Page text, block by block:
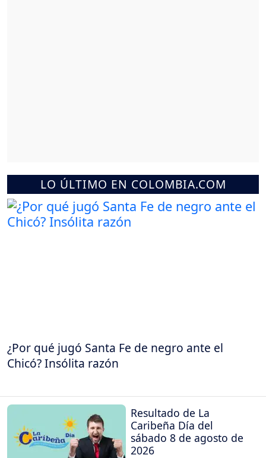
LO ÚLTIMO EN COLOMBIA.COM
¿Por qué jugó Santa Fe de negro ante el
Chicó? Insólita razón
Resultado de La
Caribeña Día del
sábado 8 de agosto de
2026